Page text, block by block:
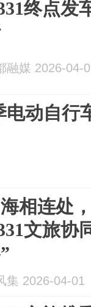
终点发
融媒 2026-04-
电动自行
相连处
文旅协
集 2026-04-01